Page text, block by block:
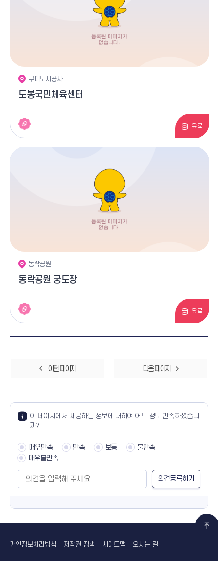
구미도시공사
도봉국민체육센터
유료
동락공원
동락공원 궁도장
유료
이전 페이지 다음 페이지
이 페이지에서 제공하는 정보에 대하여 어느 정도 만족하셨습니
까?
매우만족 만족 보통
불만족
매우불만족
담당자 정보
개인정보처리방침 저작권 정책 사이트맵 오시는 길